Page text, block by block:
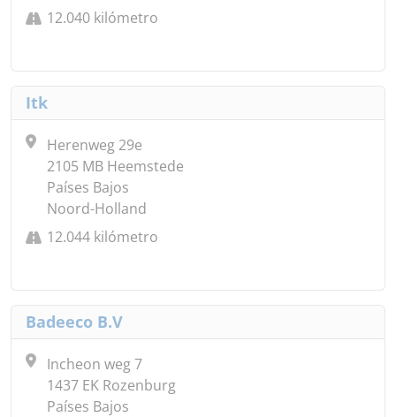
12.040 kilómetro
Itk
Herenweg 29e
2105 MB Heemstede
Países Bajos
Noord-Holland
12.044 kilómetro
Badeeco B.V
Incheon weg 7
1437 EK Rozenburg
Países Bajos